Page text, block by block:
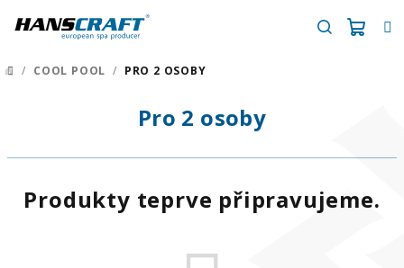
na
DOMŮ
/ COOL POOL / PRO 2 OSOBY
Pro 2 osoby
Produkty teprve připravujeme.